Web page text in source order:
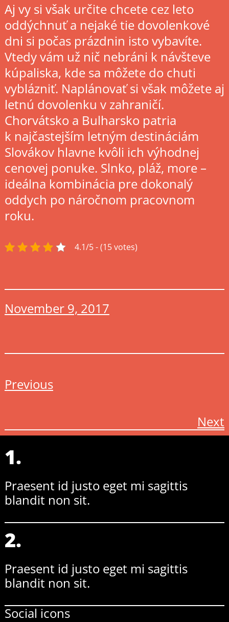
Aj vy si však určite chcete cez leto
oddýchnuť a nejaké tie dovolenkové
dni si počas prázdnin isto vybavíte.
Vtedy vám už nič nebráni k návšteve
kúpaliska, kde sa môžete do chuti
vyblázniť. Naplánovať si však môžete aj
letnú dovolenku v zahraničí.
Chorvátsko a Bulharsko patria
k najčastejším letným destináciám
Slovákov hlavne kvôli ich výhodnej
cenovej ponuke. Slnko, pláž, more –
ideálna kombinácia pre dokonalý
oddych po náročnom pracovnom
roku.
4.1/5 - (15 votes)
November 9, 2017
Previous
Next
1.
Praesent id justo eget mi sagittis
blandit non sit.
2.
Praesent id justo eget mi sagittis
blandit non sit.
Social icons